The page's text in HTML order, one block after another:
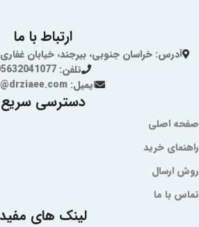
ارتباط با ما
آدرس: خراسان جنوبی، بیرجند، خیابان
تلفن: 05632041077
ایمیل: info@drziaee.com
دسترسی سریع
صفحه اصلی
راهنمای خرید
روش ارسال
تماس با ما
لینک های مفید